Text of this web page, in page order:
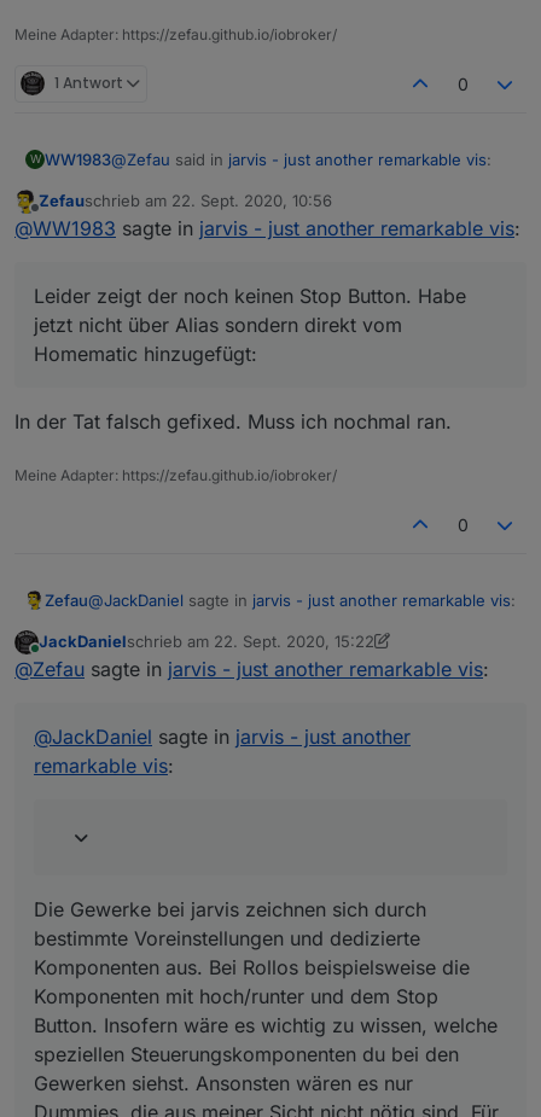
Meine Adapter: https://zefau.github.io/iobroker/
1 Antwort 0
W WW1983@Zefau said in jarvis - just another remarkable vis:
@WW1983sagte injarvis - just another
Ich weiß ist nicht deine Baustelle. Aber
kannst du mir bei dem WORKING State
helfen? Ich habe bei dem Hommematic
kann es aber sicherlich mit der
habe den Status „activity“
HomeMatic IP wird von jarvis automatisch
nicht über Alias sondern direkt vom Homematic
hinzugefügt:
Offline
Zefauschrieb am 22. Sept. 2020, 10:56
zuletzt editiert von
@WW1983 sagte in jarvis - just another remarkable vis:
Leider zeigt der noch keinen Stop Button. Habe
jetzt nicht über Alias sondern direkt vom
Homematic hinzugefügt:
In der Tat falsch gefixed. Muss ich nochmal ran.
Meine Adapter: https://zefau.github.io/iobroker/
0
Zefau@JackDaniel sagte in jarvis - just another remarkable vis:
so jetzt hab ich wirklich gewerke die mir fehlen:
(google,alexa,lautsprecher
Voreinstellungen und dedizierte Komponenten aus. Bei
Rollos beispielsweise die Komponenten mit hoch/runter
und dem Stop Button. Insofern wäre es wichtig zu
Online
JackDanielschrieb am 22. Sept. 2020, 15:22
zuletzt editiert von JackDaniel
@Zefau sagte in jarvis - just another remarkable vis:
@JackDaniel sagte in jarvis - just another
remarkable vis:
Die Gewerke bei jarvis zeichnen sich durch
bestimmte Voreinstellungen und dedizierte
Komponenten aus. Bei Rollos beispielsweise die
Komponenten mit hoch/runter und dem Stop
Button. Insofern wäre es wichtig zu wissen, welche
speziellen Steuerungskomponenten du bei den
Gewerken siehst. Ansonsten wären es nur
Dummies, die aus meiner Sicht nicht nötig sind. Für